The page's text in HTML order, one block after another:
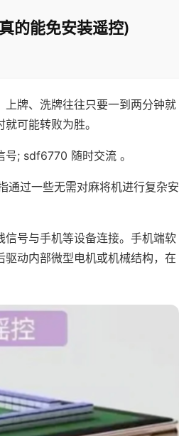
的能免安装遥控)
牌、洗牌往往只要一到两分钟就
可能转败为胜。
; sdf6770 随时交流 。
通过一些无需对麻将机进行复杂安
号与手机等设备连接。手机端软
动内部微型电机或机械结构，在